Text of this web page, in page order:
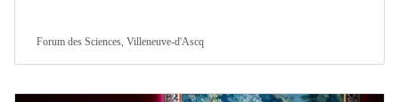
Forum des Sciences, Villeneuve-d'Ascq